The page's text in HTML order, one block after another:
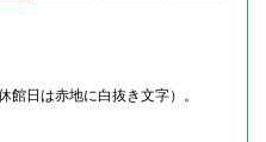
館日は赤地に白抜き文字）。